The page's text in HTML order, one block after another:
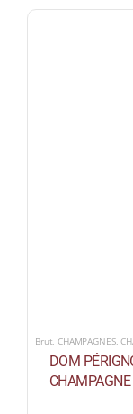
Brut ,CHAMPAGNES,
DOM